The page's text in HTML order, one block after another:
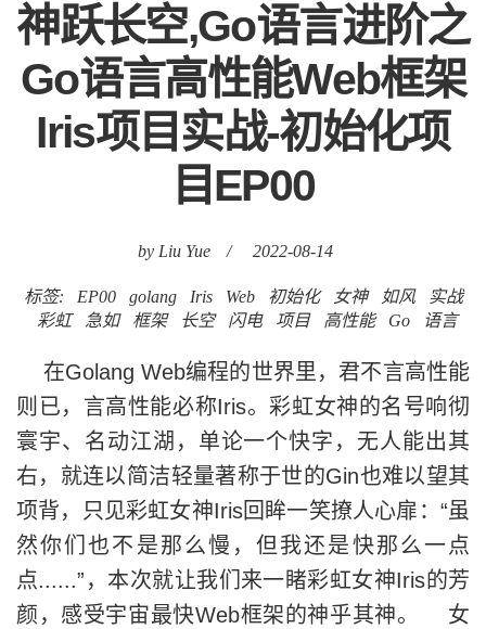
神跃长空,Go语言进阶之
Go语言高性能Web框架
Iris项目实战-初始化项
目EP00
by Liu Yue / 2022-08-14
标签: EP00 golang Iris Web 初始化 女神 如风
实战
彩虹
急如 框架 长空 闪电 项目 高性能 Go 语言
在Golang Web编程的世界里，君不言高性能
则已，言高性能必称Iris。彩虹女神的名号响彻
寰宇、名动江湖，单论一个快字，无人能出其
右，就连以简洁轻量著称于世的Gin也难以望其
项背，只见彩虹女神Iris回眸一笑撩人心扉：“虽
然你们也不是那么慢，但我还是快那么一点
点......”，本次就让我们来一睹彩虹女神Iris的芳
颜，感受宇宙最快Web框架的神乎其神。 女